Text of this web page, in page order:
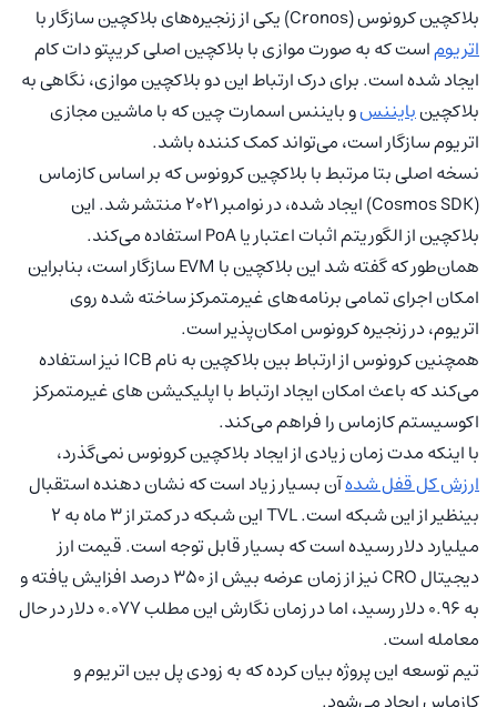
بلاکچین کرونوس (Cronos) یکی از زنجیره‌های بلاکچین سازگار با
اتریوماست که به صورت موازی با بلاکچین اصلی کریپتو دات کام
ایجاد شده است. برای درک ارتباط این دو بلاکچین موازی، نگاهی به
بلاکچینبایننسو بایننس اسمارت چین که با ماشین مجازی
اتریوم سازگار است، می‌تواند کمک کننده باشد.
نسخه اصلی بتا مرتبط با بلاکچین کرونوس که بر اساس کازماس
(Cosmos SDK) ایجاد شده، در نوامبر 2021 منتشر شد. این
بلاکچین از الگوریتم اثبات اعتبار یا PoA استفاده می‌کند.
همان‌طور که گفته شد این بلاکچین با EVM سازگار است، بنابراین
امکان اجرای تمامی برنامه‌های غیرمتمرکز ساخته شده روی
اتریوم، در زنجیره کرونوس امکان‌پذیر است.
همچنین کرونوس از ارتباط بین بلاکچین به نام ICB نیز استفاده
می‌کند که باعث امکان ایجاد ارتباط با اپلیکیشن های غیرمتمرکز
اکوسیستم کازماس را فراهم می‌کند.
با اینکه مدت زمان زیادی از ایجاد بلاکچین کرونوس نمی‌گذرد،
ارزش کل قفل شدهآن بسیار زیاد است که نشان دهنده استقبال
بینظیر از این شبکه است. TVL این شبکه در کمتر از 3 ماه به 2
میلیارد دلار رسیده است که بسیار قابل توجه است. قیمت ارز
دیجیتال CRO نیز از زمان عرضه بیش از 350 درصد افزایش یافته و
به 0.96 دلار رسید، اما در زمان نگارش این مطلب 0.077 دلار در حال
معامله است.
تیم توسعه این پروژه بیان کرده که به زودی پل بین اتریوم و